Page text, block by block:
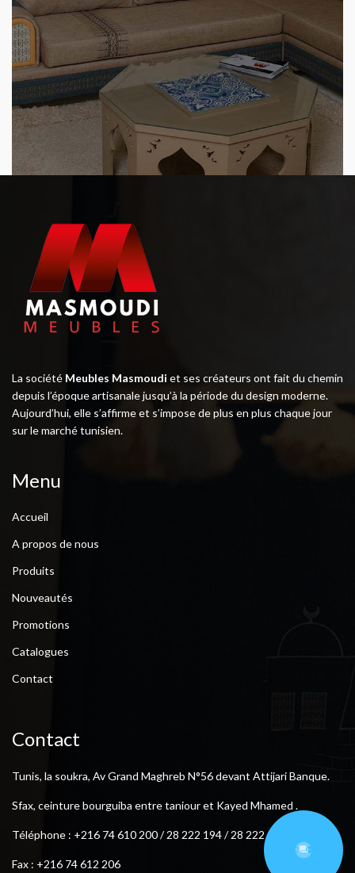
La société Meubles Masmoudi et ses créateurs ont fait du chemin
depuis l’époque artisanale jusqu’à la période du design moderne.
Aujourd’hui, elle s’affirme et s’impose de plus en plus chaque jour
sur le marché tunisien.
Menu
Accueil
A propos de nous
Produits
Nouveautés
Promotions
Catalogues
Contact
Contact
Tunis, la soukra, Av Grand Maghreb N°56 devant Attijari Banque.
Sfax, ceinture bourguiba entre taniour et Kayed Mhamed .
Téléphone : +216 74 610 200 / 28 222 194 / 28 222 193
Fax : +216 74 612 206